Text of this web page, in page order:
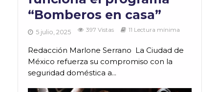
“Bomberos en casa”
5 julio, 2025 397 Vistas 11 Lectura mínima
Redacción Marlone Serrano La Ciudad de
México refuerza su compromiso con la
seguridad doméstica a...